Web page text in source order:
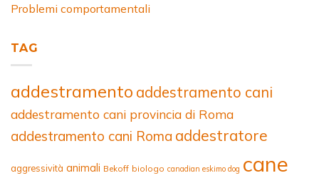
Problemi comportamentali
TAG
addestramento addestramento cani
addestramento cani provincia di Roma
addestramento cani Roma addestratore
aggressività animali Bekoff biologo canadian eskimo dog cane